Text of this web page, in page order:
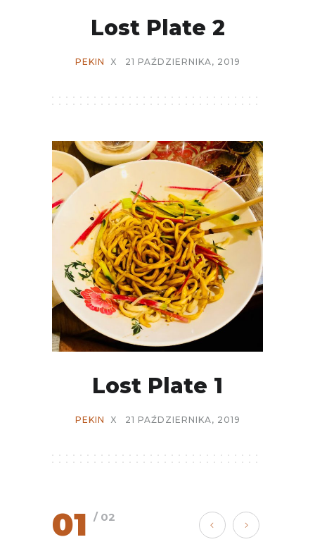
Lost Plate 2
PEKIN X 21 PAŹDZIERNIKA, 2019
Lost Plate 1
PEKIN X 21 PAŹDZIERNIKA, 2019
01 / 02